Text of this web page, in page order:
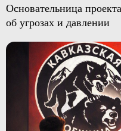
Основательница
об угрозах и давлении